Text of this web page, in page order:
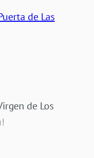
de Las
de Los